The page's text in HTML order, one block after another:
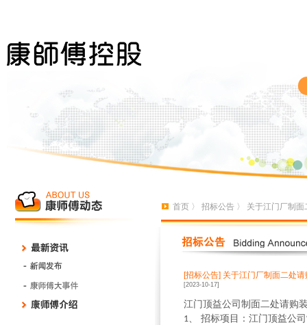
首页 〉 招标公告 〉 关于江门厂制
[招标公告] 关于江门厂制面二处
[2023-10-17]
江门顶益公司制面二处请购
1、
招标项目：江门顶益公